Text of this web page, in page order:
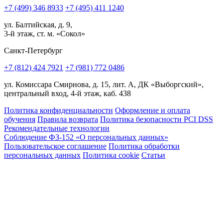
+7 (499) 346 8933 +7 (495) 411 1240
ул. Балтийская, д. 9,
3-й этаж, ст. м. «Сокол»
Санкт-Петербург
+7 (812) 424 7921 +7 (981) 772 0486
ул. Комиссара Смирнова, д. 15, лит. А, ДК «Выборгский»,
центральный вход, 4-й этаж, каб. 438
Политика конфиденциальности Оформление и оплата
обучения Правила возврата Политика безопасности PCI DSS
Рекомендательные технологии
Соблюдение ФЗ-152 «О персональ­ных данных»
Пользовательское соглашение Политика обработки
персональных данных Политика cookie Статьи